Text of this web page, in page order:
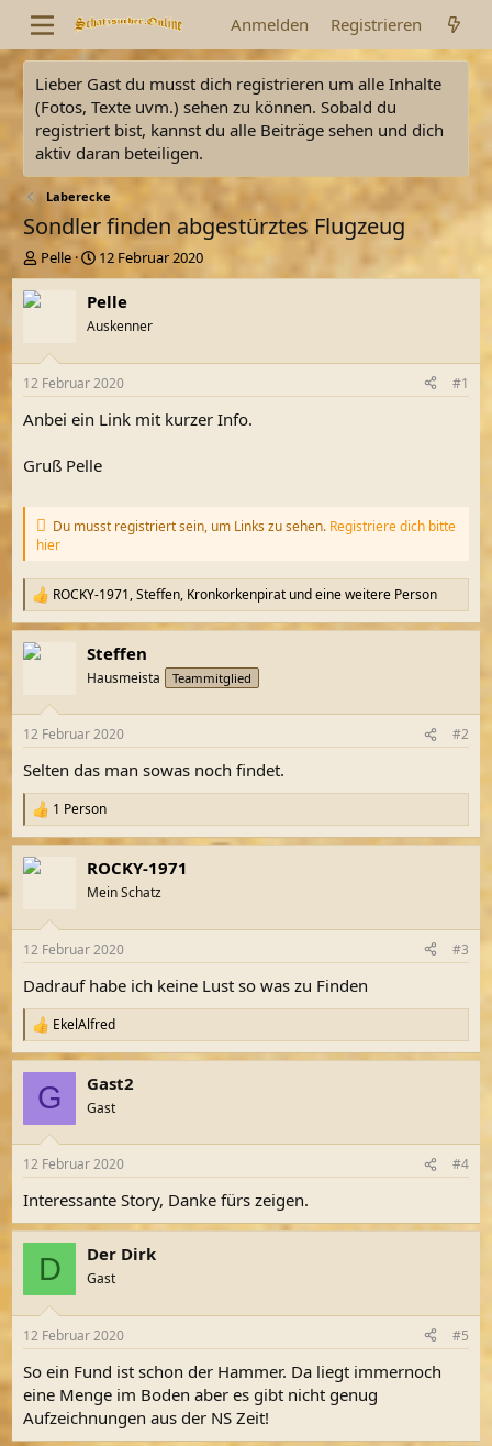
Anmelden Registrieren
Lieber Gast du musst dich registrieren um alle Inhalte
(Fotos, Texte uvm.) sehen zu können. Sobald du
registriert bist, kannst du alle Beiträge sehen und dich
aktiv daran beteiligen.
Laberecke
Sondler finden abgestürztes Flugzeug
E
r
s
l
e
r
Pelle
E
r
s
e
l
t
a
12 Februar 2020
Pelle
Auskenner
12 Februar 2020 #1
Anbei ein Link mit kurzer Info.
Gruß Pelle
Du musst registriert sein, um Links zu sehen. Registriere dich bitte
hier
R
e
a
k
e
:
ROCKY-1971,Steffen, Kronkorkenpirat und eine weitere Person
Steffen
Hausmeista Teammitglied
12 Februar 2020 #2
Selten das man sowas noch findet.
R
e
a
k
e
:
1 Person
ROCKY-1971
Mein Schatz
12 Februar 2020 #3
Dadrauf habe ich keine Lust so was zu Finden
R
e
a
e
:
EkelAlfred
G Gast2
Gast
12 Februar 2020 #4
Interessante Story, Danke fürs zeigen.
D Der Dirk
Gast
12 Februar 2020 #5
So ein Fund ist schon der Hammer. Da liegt immernoch
eine Menge im Boden aber es gibt nicht genug
Aufzeichnungen aus der NS Zeit!